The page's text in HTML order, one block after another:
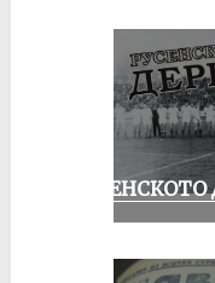
РУСЕНСКОТО